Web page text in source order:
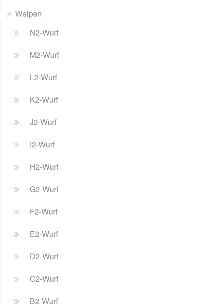
Welpen
N2-Wurf
M2-Wurf
L2-Wurf
K2-Wurf
J2-Wurf
I2-Wurf
H2-Wurf
G2-Wurf
F2-Wurf
E2-Wurf
D2-Wurf
C2-Wurf
B2-Wurf